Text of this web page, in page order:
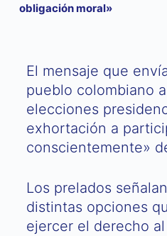
obligación moral»
El mensaje que
pueblo colombiano
elecciones
exhortación a
conscientemente»
Los prelados
distintas opciones
ejercer el derecho